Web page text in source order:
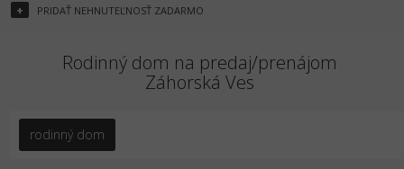
+ PRIDAŤ NEHNUTEĽNOSŤ ZADARMO
Rodinný dom na predaj/prenájom
Záhorská Ves
rodinný dom